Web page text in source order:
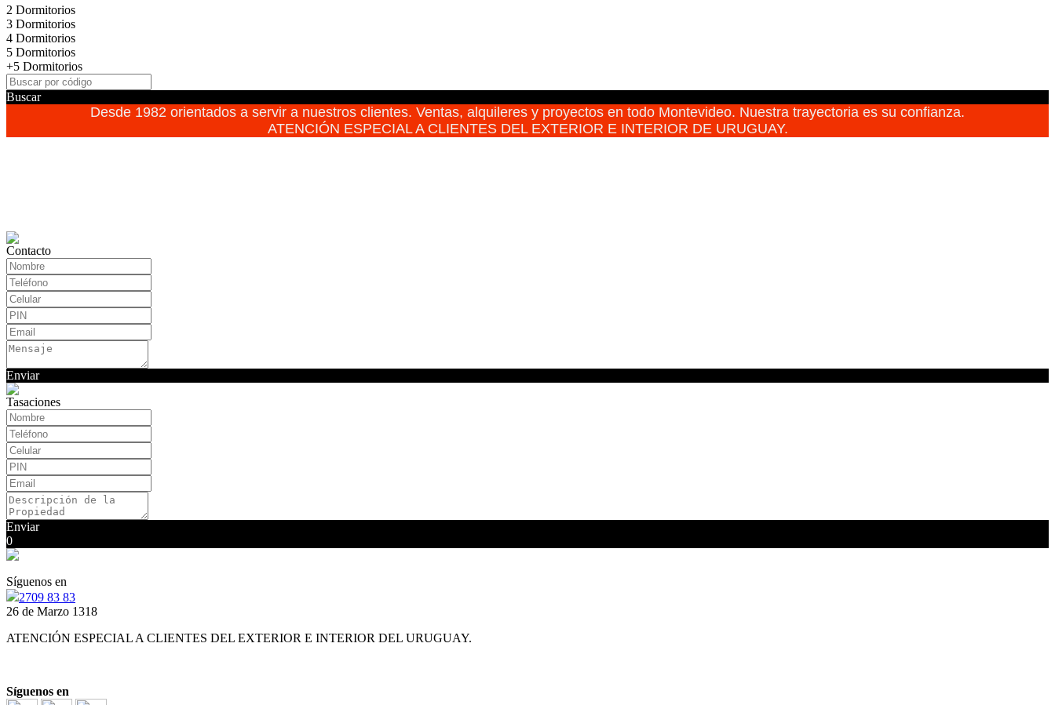
2 Dormitorios
3 Dormitorios
4 Dormitorios
5 Dormitorios
+5 Dormitorios
Buscar
Desde 1982 orientados a servir a nuestros clientes. Ventas, alquileres y proyectos en todo Montevideo. Nuestra trayectoria es su confianza.
ATENCIÓN ESPECIAL A CLIENTES DEL EXTERIOR E INTERIOR DE URUGUAY.
Contacto
Enviar
Tasaciones
Enviar
0
Síguenos en
2709 83 83
26 de Marzo 1318
ATENCIÓN ESPECIAL A CLIENTES DEL EXTERIOR E INTERIOR DEL URUGUAY.
Síguenos en